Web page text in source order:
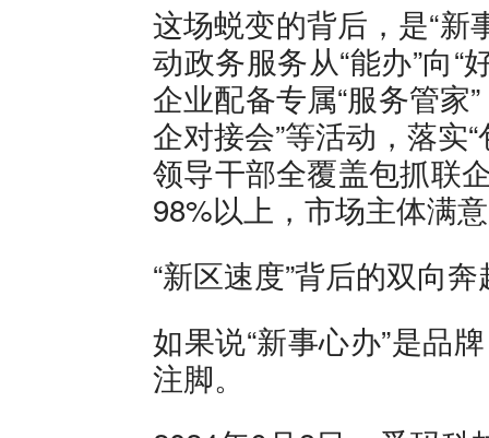
这场蜕变的背后，是“新
动政务服务从“能办”向“
企业配备专属“服务管家
企对接会”等活动，落实
领导干部全覆盖包抓联
98%以上，市场主体满
“新区速度”背后的双向奔
如果说“新事心办”是品
注脚。